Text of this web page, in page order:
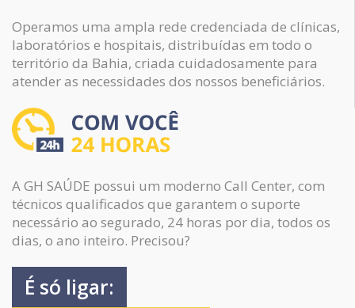
Operamos uma ampla rede credenciada de clínicas,
laboratórios e hospitais, distribuídas em todo o
território da Bahia, criada cuidadosamente para
atender as necessidades dos nossos beneficiários.
A GH SAÚDE possui um moderno Call Center, com
técnicos qualificados que garantem o suporte
necessário ao segurado, 24 horas por dia, todos os
dias, o ano inteiro. Precisou?
É só ligar: